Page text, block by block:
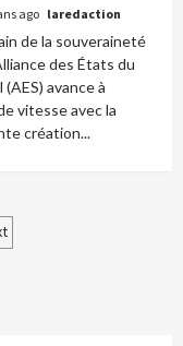
ago laredaction
de la souveraineté
des États du
(AES) avance à
vitesse avec la
création...